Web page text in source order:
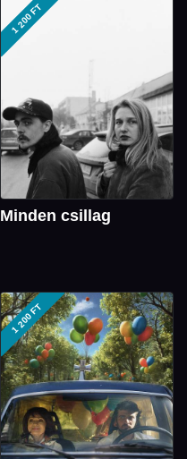
1 200 FT
Minden csillag
1 200 FT